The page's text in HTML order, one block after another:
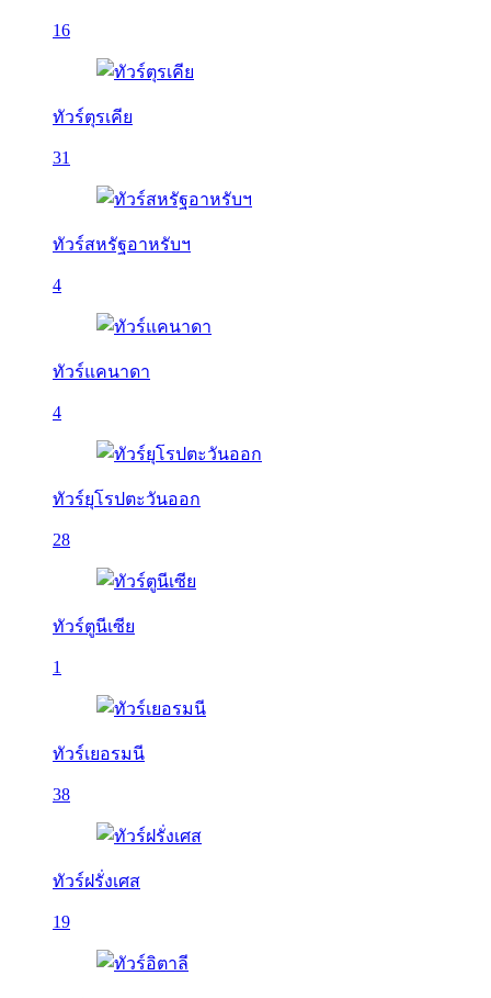
16
ทัวร์ตุรเคีย
31
ทัวร์สหรัฐอาหรับฯ
4
ทัวร์แคนาดา
4
ทัวร์ยุโรปตะวันออก
28
ทัวร์ตูนีเซีย
1
ทัวร์เยอรมนี
38
ทัวร์ฝรั่งเศส
19